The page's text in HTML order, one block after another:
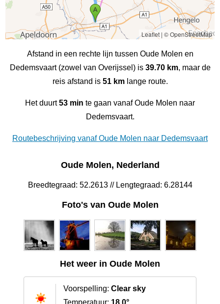
Leaflet| © OpenStreetMap
Afstand in een rechte lijn tussen Oude Molen en
Dedemsvaart (zowel van Overijssel) is 39.70 km, maar de
reis afstand is 51 kmlange route.
Het duurt53 min te gaan vanaf Oude Molen naar
Dedemsvaart.
Routebeschrijving vanaf Oude Molen naar Dedemsvaart
Oude Molen, Nederland
Breedtegraad: 52.2613 // Lengtegraad: 6.28144
Foto's van Oude Molen
Het weer in Oude Molen
Voorspelling: Clear sky